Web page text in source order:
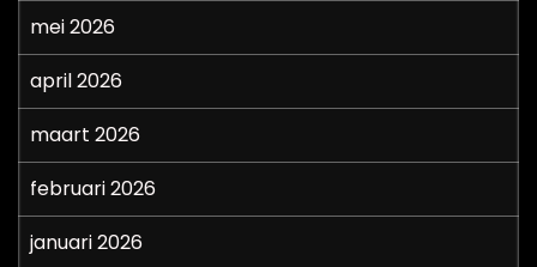
mei 2026
april 2026
maart 2026
februari 2026
januari 2026